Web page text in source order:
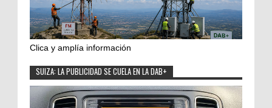
Clica y amplía información
SUIZA: LA PUBLICIDAD SE CUELA EN LA DAB+